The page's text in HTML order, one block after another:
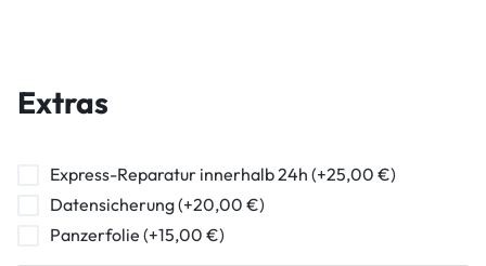
ladebuchse-reparatur
lautstarkeregler-reparatur
mikrofon-reparatur
Extras
Express-Reparatur innerhalb 24h (+25,00 €)
Datensicherung (+20,00 €)
Panzerfolie (+15,00 €)